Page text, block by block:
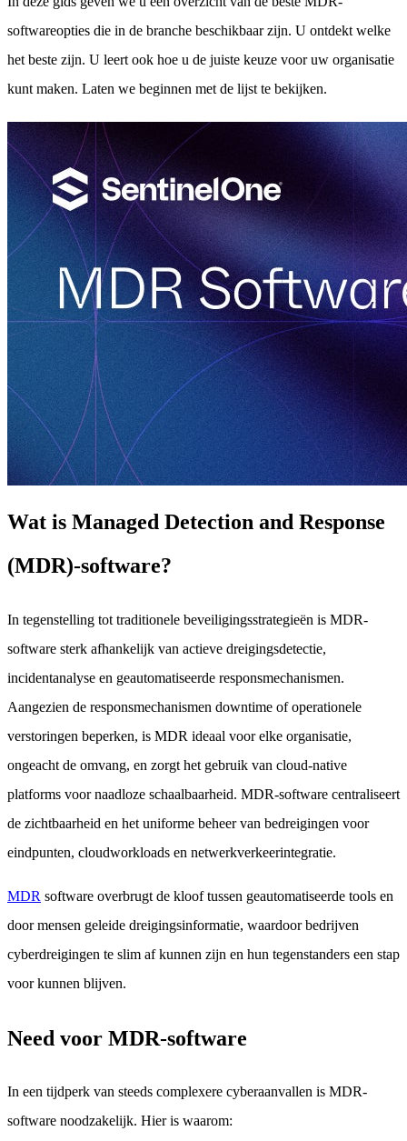
softwareopties die in de branche beschikbaar zijn. U ontdekt welke
het beste zijn. U leert ook hoe u de juiste keuze voor uw organisatie
kunt maken. Laten we beginnen met de lijst te bekijken.
Wat is Managed Detection and Response
(MDR)-software?
In tegenstelling tot traditionele beveiligingsstrategieën is MDR-
software sterk afhankelijk van actieve dreigingsdetectie,
incidentanalyse en geautomatiseerde responsmechanismen.
Aangezien de responsmechanismen downtime of operationele
verstoringen beperken, is MDR ideaal voor elke organisatie,
ongeacht de omvang, en zorgt het gebruik van cloud-native
platforms voor naadloze schaalbaarheid. MDR-software centraliseert
de zichtbaarheid en het uniforme beheer van bedreigingen voor
eindpunten, cloudworkloads en netwerkverkeerintegratie.
MDR software overbrugt de kloof tussen geautomatiseerde tools en
door mensen geleide dreigingsinformatie, waardoor bedrijven
cyberdreigingen te slim af kunnen zijn en hun tegenstanders een stap
voor kunnen blijven.
Nееd voor MDR-software
In een tijdperk van steeds complexere cyberaanvallen is MDR-
software noodzakelijk. Hier is waarom: